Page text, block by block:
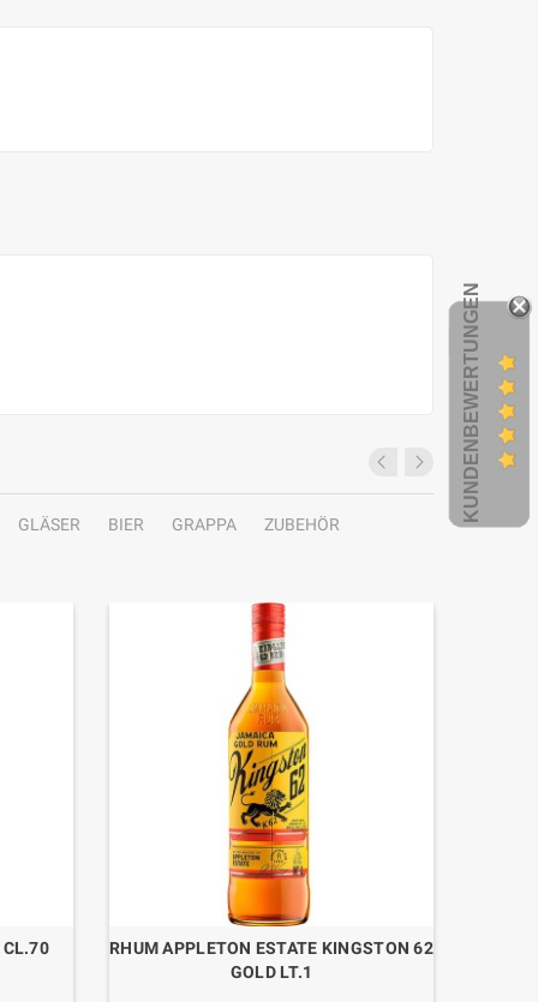
GLÄSER BIER GRAPPA
ZUBEHÖR
CL.70
RHUM APPLETON ESTATE KINGSTON 62
GOLD LT.1
KUNDENBEWERTUNGEN